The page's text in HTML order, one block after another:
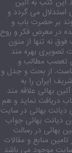
این کتب به آئین
استدلال می گردد و
بر حضرت باب و
در معرض فکر و روح
نه تنها از متون
تصویری بهره مند
تعصب مطالب و
از بحث و جدل و
ایران را به
بهائی علاقه مند
دریافت نماید و هم
دیانت بهائی در سایت
دیانت بهائی جواب
بهائی در رسالت
منابع و مقالات
موجود می باشد